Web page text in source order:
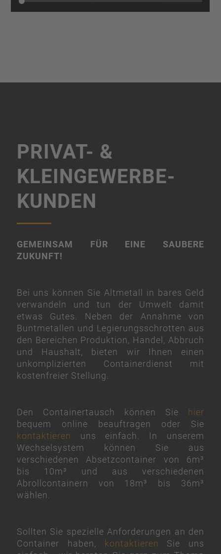
PRIVAT- &
KLEINGEWERBE­
KUNDEN
GEMEINSAM FÜR EINE SAUBERE
ZUKUNFT!
Bei uns können Sie Altmetall in bares Geld
verwandeln und tun der Umwelt damit
etwas Gutes. Neben der Annahme von
Buntmetallen und Legierungsschrotten aus
den Bereichen Produktion, Handel, Abbruch
und Haushalt, bieten wir Ihnen einen
unkomplizierten Containerdienst mit
kostenfreier Stellung.
Den Containertausch können Sie hier
bequem online beauftragen oder Sie
kontaktieren uns einfach. In unserem
Wechselsystem können Sie aus
verschiedenen Absetzcontainer von 6m³
bis 10m³ und aus verschiedenen
Abrollcontainern von 18m³ bis 36m³
wählen.
Sollten Sie spezielle Anforderungen an den
Container haben,
kontaktieren Sie uns